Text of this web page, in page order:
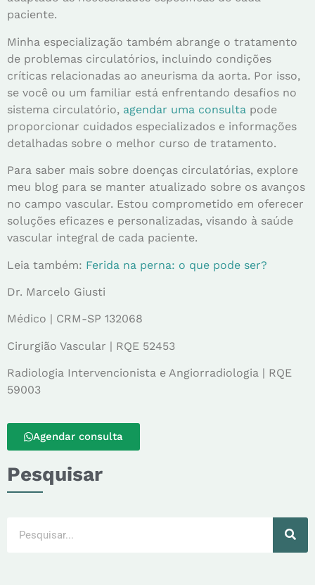
paciente.
Minha especialização também abrange o tratamento
de problemas circulatórios, incluindo condições
críticas relacionadas ao aneurisma da aorta. Por isso,
se você ou um familiar está enfrentando desafios no
sistema circulatório, agendar uma consulta pode
proporcionar cuidados especializados e informações
detalhadas sobre o melhor curso de tratamento.
Para saber mais sobre doenças circulatórias, explore
meu blog para se manter atualizado sobre os avanços
no campo vascular. Estou comprometido em oferecer
soluções eficazes e personalizadas, visando à saúde
vascular integral de cada paciente.
Leia também: Ferida na perna: o que pode ser?
Dr. Marcelo Giusti
Médico | CRM-SP 132068
Cirurgião Vascular | RQE 52453
Radiologia Intervencionista e Angiorradiologia | RQE
59003
Agendar consulta
Pesquisar